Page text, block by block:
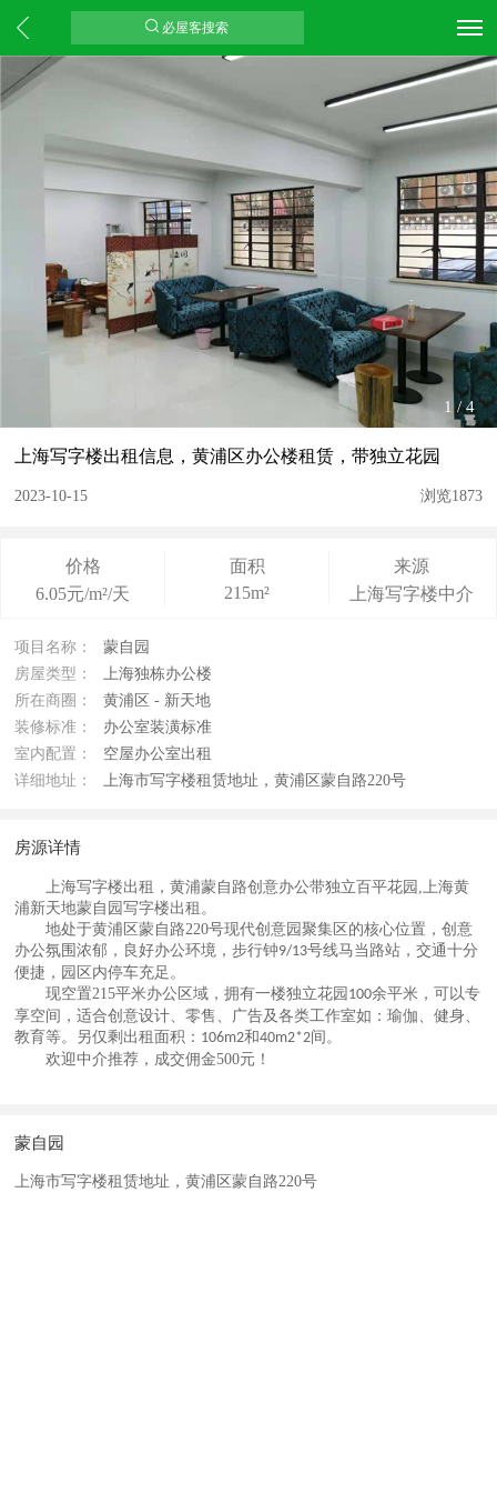
必屋客搜索
1/4
上海写字楼出租信息，黄浦区办公楼租赁，带独立花园
2023-10-15 浏览1873
价格
6.05元/m²/天
面积
215m²
来源
上海写字楼中介
项目名称：
蒙自园
房屋类型：
上海独栋办公楼
所在商圈：
黄浦区 - 新天地
装修标准：
办公室装潢标准
室内配置：
空屋办公室出租
详细地址：
上海市写字楼租赁地址，黄浦区蒙自路220号
房源详情
上海写字楼出租，黄浦蒙自路创意办公带独立百平花园
上海黄
浦新天地蒙自园写字楼出租 。
地处于黄浦区蒙自路220号现代创意园聚集区的核心位置，创意
办公氛围浓郁，良好办公环境，步行钟9/13号线马当路站，交通十分
便捷，园区内停车充足。
现空置215平米办公区域，拥有一楼独立花园 100余平米，可以专
享空间，适合创意设计、零售、广告及各类工作室如：瑜伽、健身、
教育等。另仅剩出租面积： 106m2和40m2*2间 。
欢迎中介推荐，成交佣金500元！
蒙自园
上海市写字楼租赁地址，黄浦区蒙自路220号